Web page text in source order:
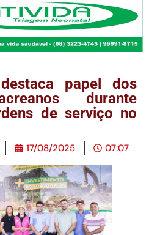
papel dos
durante
de serviço no
17/08/2025 07:07